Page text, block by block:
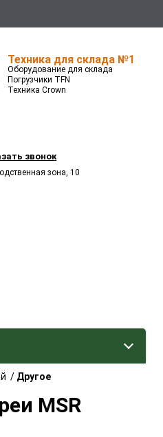
Техника для склада №1
Оборудование для склада
Погрузчики TFN
Техника Crown
звонок
зона, 10
/ Другое
MSR